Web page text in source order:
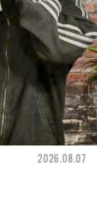
2026.08.07